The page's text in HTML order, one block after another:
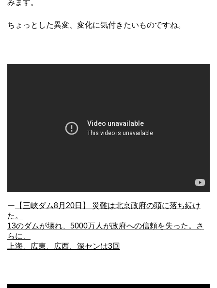
みます。
ちょっとした異変、変化に気付きたいものですね。
ー 【三峡ダム8月20日】 災難は北京政府の頭に落ち続け
た。
13のダムが壊れ、5000万人が政府への信頼を失った。さ
らに、
上海、広東、広西、深センは3回